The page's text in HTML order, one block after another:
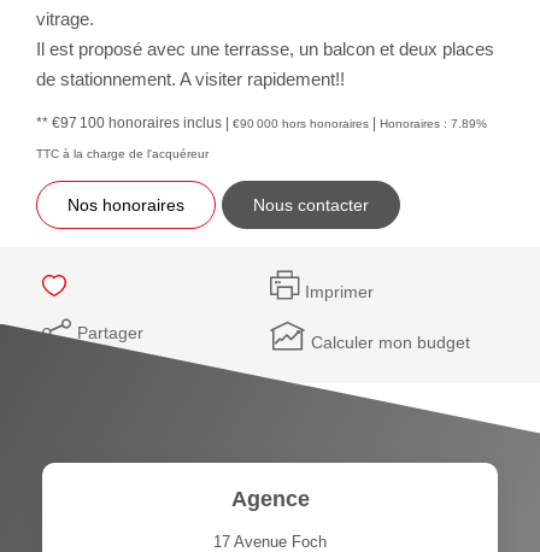
vitrage.
Il est proposé avec une terrasse, un balcon et deux places
de stationnement. A visiter rapidement!!
** €97 100 honoraires inclus | €90 000 hors honoraires | Honoraires : 7.89%
TTC à la charge de l'acquéreur
Nos honoraires Nous contacter
Imprimer
Partager Calculer mon budget
Agence
17 Avenue Foch